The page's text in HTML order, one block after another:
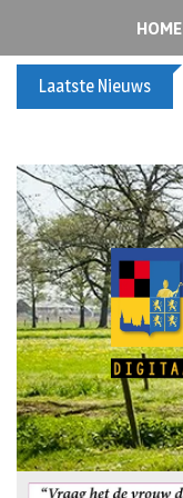
HOME
Laatste Nieuws